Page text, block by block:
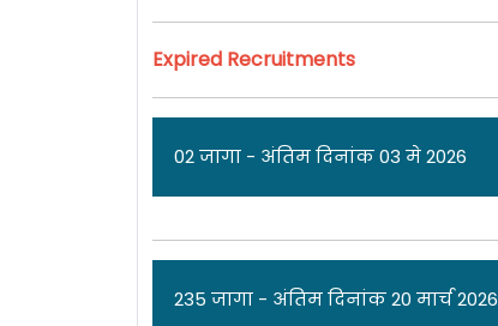
Expired Recruitments
02 जागा - अंतिम दिनांक 03 मे 2026
235 जागा - अंतिम दिनांक 20 मार्च 2026